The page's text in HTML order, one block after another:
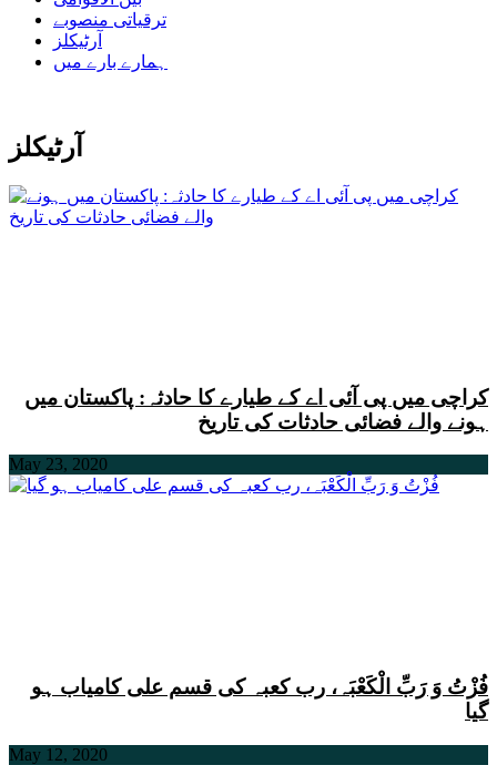
ترقیاتی منصوبے
آرٹیکلز
ہمارے بارے میں
آرٹیکلز
کراچی میں پی آئی اے کے طیارے کا حادثہ: پاکستان میں
ہونے والے فضائی حادثات کی تاریخ
May 23, 2020
فُزْتُ وَ رَبِّ الْکَعْبَہ، رب کعبہ کی قسم علی کامیاب ہو
گیا
May 12, 2020